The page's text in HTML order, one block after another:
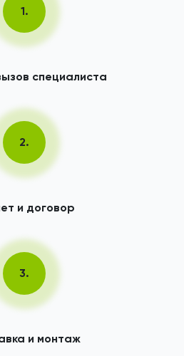
1.
специалиста
2.
и договор
3.
и монтаж